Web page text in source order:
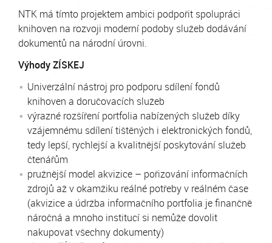
NTK má tímto projektem ambici podpořit spolupráci
knihoven na rozvoji moderní podoby služeb dodávání
dokumentů na národní úrovni.
Výhody ZÍSKEJ
Univerzální nástroj pro podporu sdílení fondů
knihoven a doručovacích služeb
výrazné rozšíření portfolia nabízených služeb díky
vzájemnému sdílení tištěných i elektronických fondů,
tedy lepší, rychlejší a kvalitnější poskytování služeb
čtenářům
pružnější model akvizice – pořizování informačních
zdrojů až v okamžiku reálné potřeby v reálném čase
(akvizice a údržba informačního portfolia je finančně
náročná a mnoho institucí si nemůže dovolit
nakupovat všechny dokumenty)